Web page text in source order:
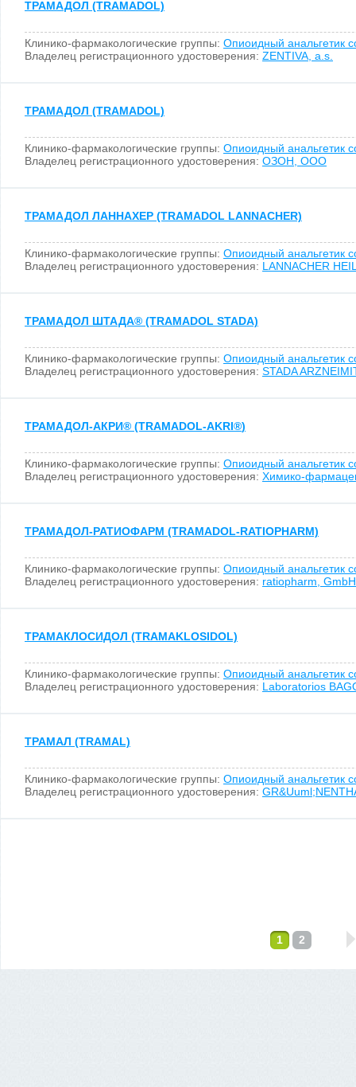
ТРАМАДОЛ (TRAMADOL)
Клинико-фармакологические группы: Опиоидный анальгетик
Владелец регистрационного удостоверения: ZENTIVA, a.s.
ТРАМАДОЛ (TRAMADOL)
Клинико-фармакологические группы: Опиоидный анальгетик
Владелец регистрационного удостоверения: ОЗОН, ООО
ТРАМАДОЛ ЛАННАХЕР (TRAMADOL LANNACHER)
Клинико-фармакологические группы: Опиоидный анальгетик
Владелец регистрационного удостоверения: LANNACHER
ТРАМАДОЛ ШТАДА® (TRAMADOL STADA)
Клинико-фармакологические группы: Опиоидный анальгетик
Владелец регистрационного удостоверения: STADA
ТРАМАДОЛ-АКРИ® (TRAMADOL-AKRI®)
Клинико-фармакологические группы: Опиоидный анальгетик
Владелец регистрационного удостоверения: Химико-
ТРАМАДОЛ-РАТИОФАРМ (TRAMADOL-RATIOPHARM)
Клинико-фармакологические группы: Опиоидный анальгетик
Владелец регистрационного удостоверения: ratiopharm, GmbH
ТРАМАКЛОСИДОЛ (TRAMAKLOSIDOL)
Клинико-фармакологические группы: Опиоидный анальгетик
Владелец регистрационного удостоверения: Laboratorios
ТРАМАЛ (TRAMAL)
Клинико-фармакологические группы: Опиоидный анальгетик
Владелец регистрационного удостоверения:
1 2